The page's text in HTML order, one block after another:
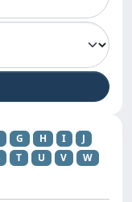
G H I
J
T U V
W